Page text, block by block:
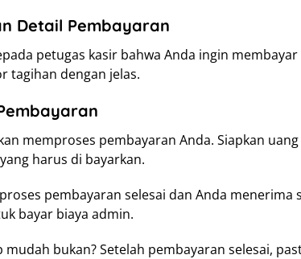
Detail Pembayaran
petugas kasir bahwa Anda ingin
tagihan dengan jelas.
memproses pembayaran Anda. Siapkan
harus di bayarkan.
pembayaran selesai dan Anda menerima
bayar biaya admin.
mudah bukan? Setelah pembayaran selesai,